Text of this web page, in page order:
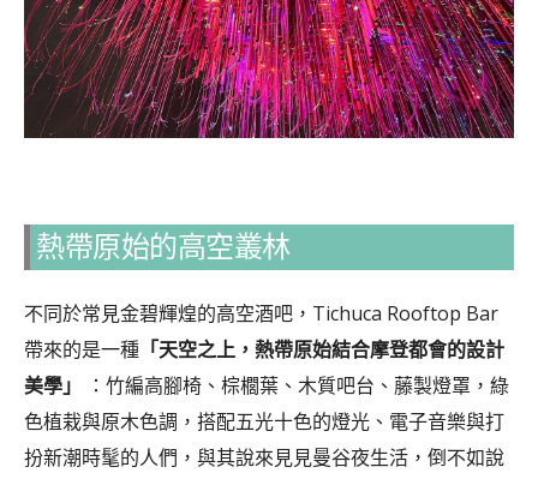
熱帶原始的高空叢林
不同於常見金碧輝煌的高空酒吧，Tichuca Rooftop Bar
帶來的是一種 「天空之上，熱帶原始結合摩登都會的設計
美學」
：竹編高腳椅、棕櫚葉、木質吧台、藤製燈罩，綠
色植栽與原木色調，搭配五光十色的燈光、電子音樂與打
扮新潮時髦的人們，與其說來見見曼谷夜生活，倒不如說